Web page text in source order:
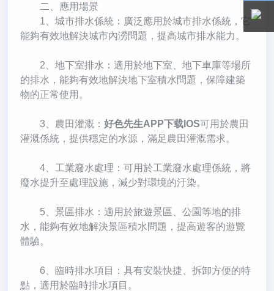
二、應用場景
1、城市排水係統：廣泛應用於城市排水係統，它
能夠有效地解決城市內澇問題，提高城市排水能力。
2、地下室排水：適用於地下室、地下車庫等場所
的排水，能夠有效地解決地下室積水問題，保障建築
物的正常使用。
3、農田灌溉：好色先生APP下载IOS可用於農田
灌溉係統，提供穩定的水源，滿足農田灌溉需求。
4、工業廢水處理：可用於工業廢水處理係統，將
廢水提升至處理設施，減少對環境的汙染。
5、景區排水：適用於旅遊景區、公園等地的排
水，能夠有效地解決景區積水問題，提高遊客的遊覽
體驗。
6、臨時排水項目：具有安裝快捷、拆卸方便的特
點，適用於臨時排水項目。